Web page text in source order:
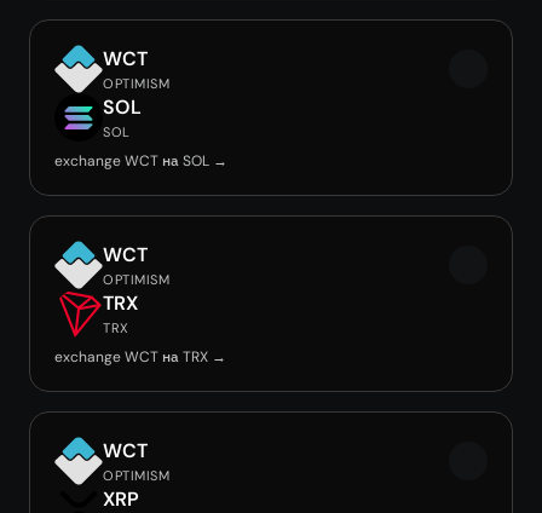
WCT
OPTIMISM
SOL
SOL
exchange WCT на SOL →
WCT
OPTIMISM
TRX
TRX
exchange WCT на TRX →
WCT
OPTIMISM
XRP